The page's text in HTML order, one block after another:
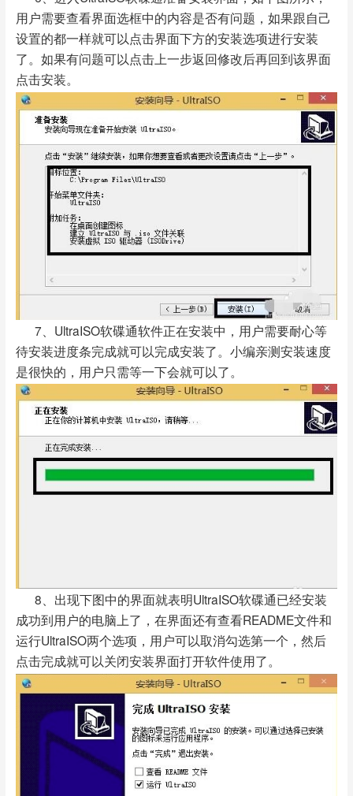
用户需要查看界面选框中的内容是否有问题，如果跟自己
设置的都一样就可以点击界面下方的安装选项进行安装
了。如果有问题可以点击上一步返回修改后再回到该界面
点击安装。
7、UltraISO软碟通软件正在安装中，用户需要耐心等
待安装进度条完成就可以完成安装了。小编亲测安装速度
是很快的，用户只需等一下会就可以了。
8、出现下图中的界面就表明UltraISO软碟通已经安装
成功到用户的电脑上了，在界面还有查看README文件和
运行UltraISO两个选项，用户可以取消勾选第一个，然后
点击完成就可以关闭安装界面打开软件使用了。